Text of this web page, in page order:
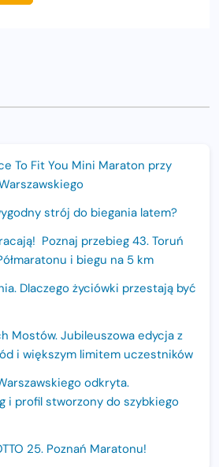
To Fit You Mini Maraton przy
strój do biegania latem?
Poznaj przebieg 43. Toruń
i biegu na 5 km
Dlaczego życiówki przestają być
Mostów. Jubileuszowa edycja z
i większym limitem uczestników
odkryta.
i profil stworzony do szybkiego
25. Poznań Maratonu!